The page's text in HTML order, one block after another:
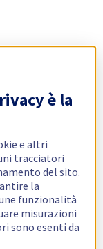
è la
e altri
tracciatori
del sito.
la
funzionalità
misurazioni
sono esenti da